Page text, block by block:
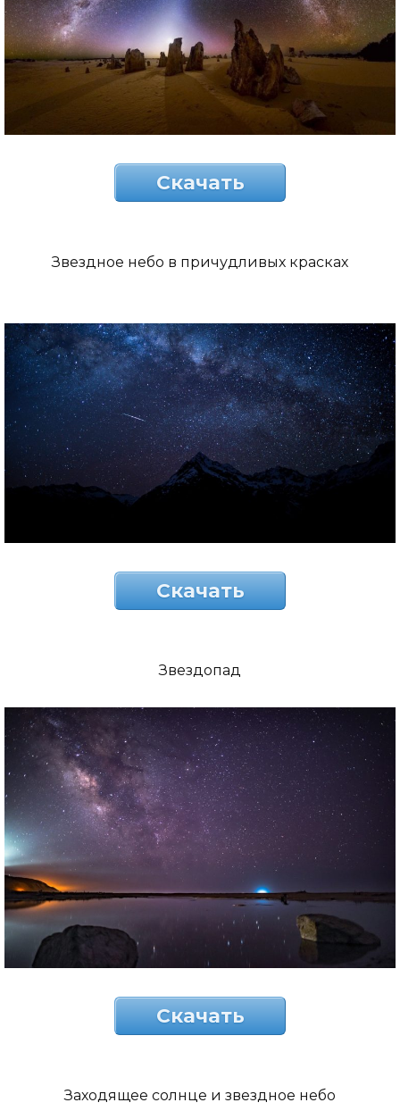
Скачать
Звездное небо в причудливых красках
Скачать
Звездопад
Скачать
Заходящее солнце и звездное небо